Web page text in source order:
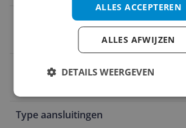
Type aansluitingen
ALLES ACCEPTEREN
ALLES AFWIJZEN
DETAILS WEERGEVEN